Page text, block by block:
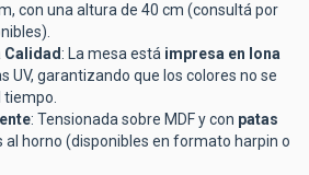
con una altura de 40 cm (consultá por
Calidad: La mesa está impresa en lona
UV, garantizando que los colores no se
: Tensionada sobre MDF y con patas
al horno (disponibles en formato harpin o